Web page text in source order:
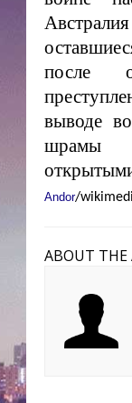
после
выводе
шрамы
Andor/
ABOUT THE